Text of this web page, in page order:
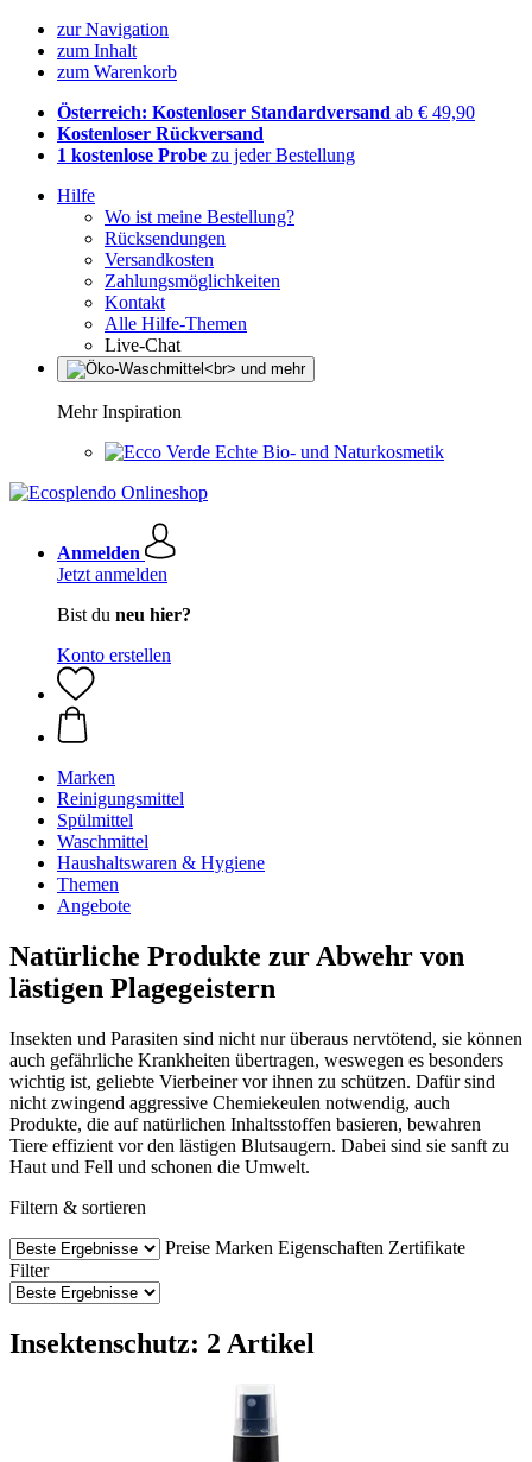
zur Navigation
zum Inhalt
zum Warenkorb
Österreich: Kostenloser Standardversand ab € 49,90
Kostenloser Rückversand
1 kostenlose Probe zu jeder Bestellung
Hilfe
Wo ist meine Bestellung?
Rücksendungen
Versandkosten
Zahlungsmöglichkeiten
Kontakt
Alle Hilfe-Themen
Live-Chat
Mehr Inspiration
Echte Bio- und Naturkosmetik
Anmelden
Jetzt anmelden
Bist du neu hier?
Konto erstellen
Marken
Reinigungsmittel
Spülmittel
Waschmittel
Haushaltswaren & Hygiene
Themen
Angebote
Natürliche Produkte zur Abwehr von
lästigen Plagegeistern
Insekten und Parasiten sind nicht nur überaus nervtötend, sie können
auch gefährliche Krankheiten übertragen, weswegen es besonders
wichtig ist, geliebte Vierbeiner vor ihnen zu schützen. Dafür sind
nicht zwingend aggressive Chemiekeulen notwendig, auch
Produkte, die auf natürlichen Inhaltsstoffen basieren, bewahren
Tiere effizient vor den lästigen Blutsaugern. Dabei sind sie sanft zu
Haut und Fell und schonen die Umwelt.
Filtern & sortieren
Preise Marken Eigenschaften Zertifikate
Filter
Insektenschutz: 2 Artikel